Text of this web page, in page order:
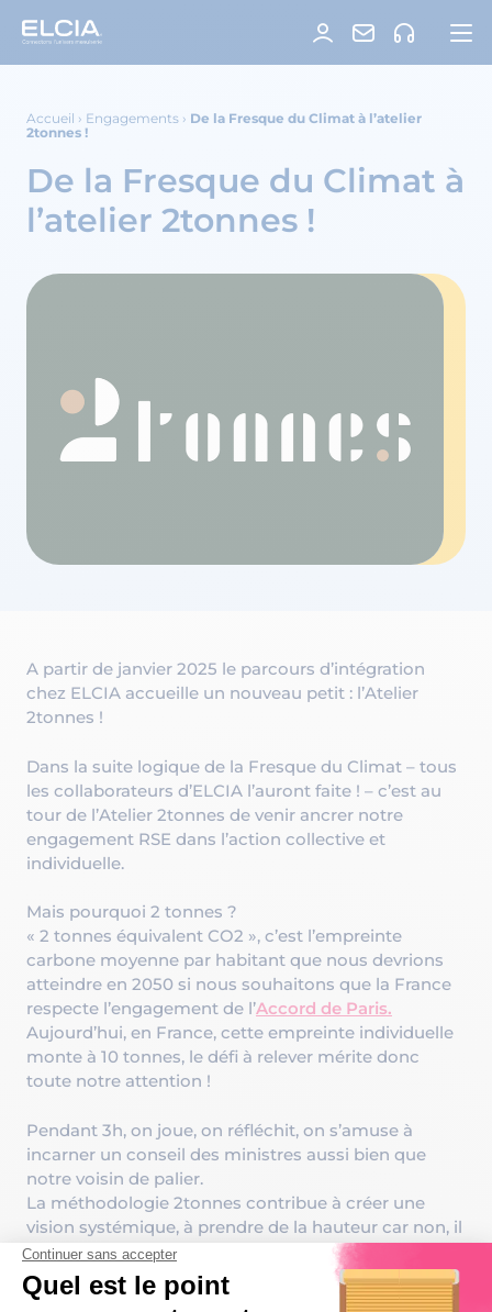
Accueil › Engagements › De la Fresque du Climat à l’atelier
2tonnes !
De la Fresque du Climat à
l’atelier 2tonnes !
A partir de janvier 2025 le parcours d’intégration
chez ELCIA accueille un nouveau petit : l’Atelier
2tonnes !
Dans la suite logique de la Fresque du Climat – tous
les collaborateurs d’ELCIA l’auront faite ! – c’est au
tour de l’Atelier 2tonnes de venir ancrer notre
engagement RSE dans l’action collective et
individuelle.
Mais pourquoi 2 tonnes ?
« 2 tonnes équivalent CO2 », c’est l’empreinte
carbone moyenne par habitant que nous devrions
atteindre en 2050 si nous souhaitons que la France
respecte l’engagement de l’Accord de Paris.
Aujourd’hui, en France, cette empreinte individuelle
monte à 10 tonnes, le défi à relever mérite donc
toute notre attention !
Pendant 3h, on joue, on réfléchit, on s’amuse à
incarner un conseil des ministres aussi bien que
notre voisin de palier.
La méthodologie 2tonnes contribue à créer une
vision systémique, à prendre de la hauteur car non, il
n’y a pas que le carbone dans la vie ! Elle permet
aussi d’apprendre par l’action sur le long terme.